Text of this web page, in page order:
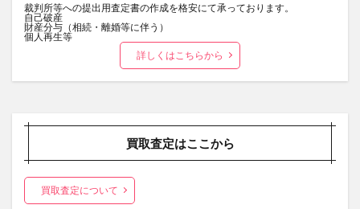
裁判所等への提出用査定書の作成を格安にて承っております。
自己破産
財産分与（相続・離婚等に伴う）
個人再生等
詳しくはこちらから
買取査定はここから
買取査定について